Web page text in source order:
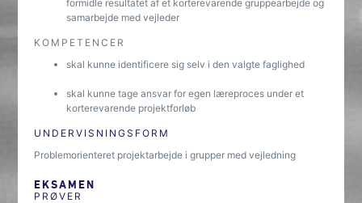
formidle resultatet af et korterevarende gruppearbejde og
samarbejde med vejleder
KOMPETENCER
skal kunne identificere sig selv i den valgte faglighed
skal kunne tage ansvar for egen læreproces under et
korterevarende projektforløb
UNDERVISNINGSFORM
Problemorienteret projektarbejde i grupper med vejledning
EKSAMEN
PRØVER